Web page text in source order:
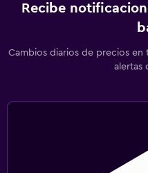
Recibe
Cambios diarios de precios en
alertas